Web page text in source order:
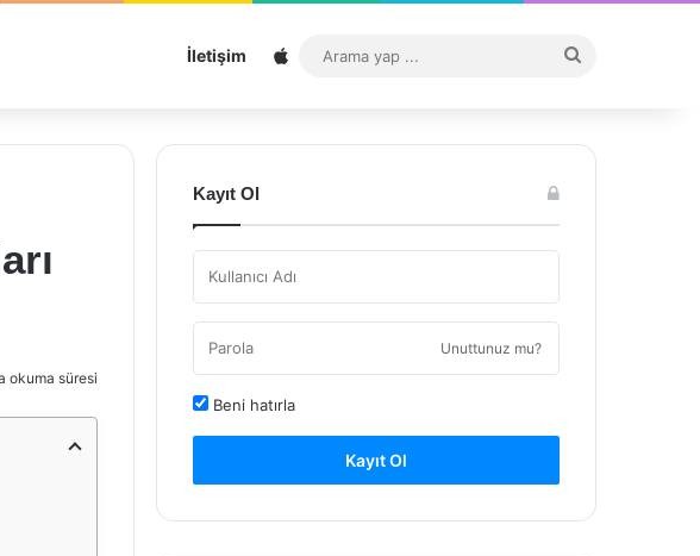
İletişim Sitemap
...
okuma süresi
Kayıt Ol
Unuttunuz mu?
Beni hatırla
Kayıt Ol